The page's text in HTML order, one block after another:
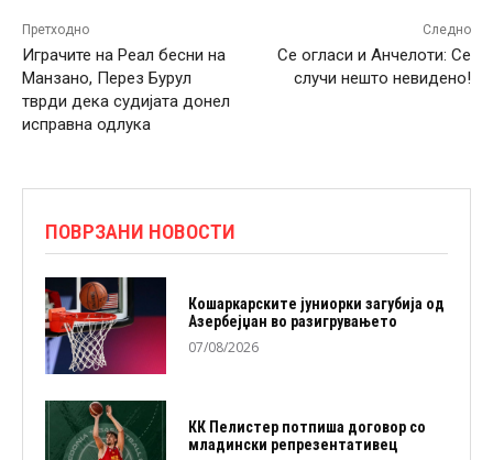
Претходно
Играчите на Реал бесни на
Манзано, Перез Бурул
тврди дека судијата донел
исправна одлука
Следно
Се огласи и Анчелоти: Се
случи нешто невидено!
ПОВРЗАНИ НОВОСТИ
Кошаркарските јуниорки загубија од
Азербејџан во разигрувањето
07/08/2026
КК Пелистер потпиша договор со
младински репрезентативец